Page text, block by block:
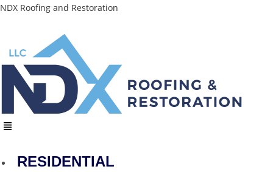
Skip
NDX Roofing and Restoration
Menu
RESIDENTIAL